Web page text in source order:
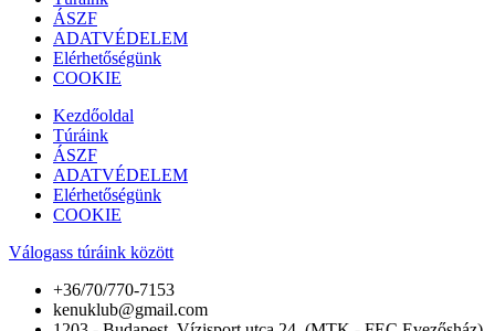
ÁSZF
ADATVÉDELEM
Elérhetőségünk
COOKIE
Kezdőoldal
Túráink
ÁSZF
ADATVÉDELEM
Elérhetőségünk
COOKIE
Válogass túráink között
+36/70/770-7153
kenuklub@gmail.com